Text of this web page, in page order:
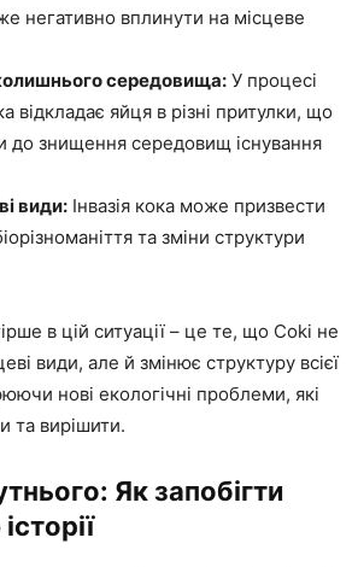
негативно вплинути на місцеве
середовища: У процесі
відкладає яйця в різні притулки, що
до знищення середовищ існування
види: Інвазія кока може призвести
та зміни структури
в цій ситуації – це те, що Coki не
види, але й змінює структуру всієї
нові екологічні проблеми, які
та вирішити.
Як запобігти